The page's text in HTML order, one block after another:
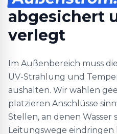
abgesichert
verlegt
Im Außenbereich muss
UV-Strahlung und
aushalten. Wir wählen
platzieren Anschlüsse
Stellen, an denen Wasser
Leitungswege eindringen